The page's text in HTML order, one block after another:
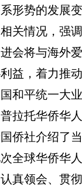
形势的发展
关情况，强
会将与海外
益，着力推
和平统一大业
托华侨华人
侨社介绍了
全球华侨华
真领会、贯